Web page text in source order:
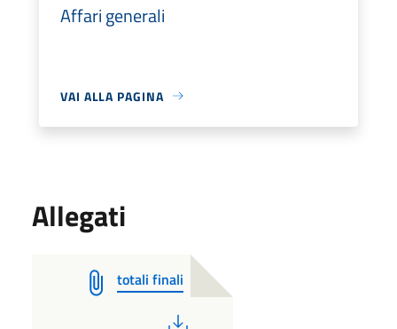
Affari generali
VAI ALLA PAGINA
Allegati
totali finali